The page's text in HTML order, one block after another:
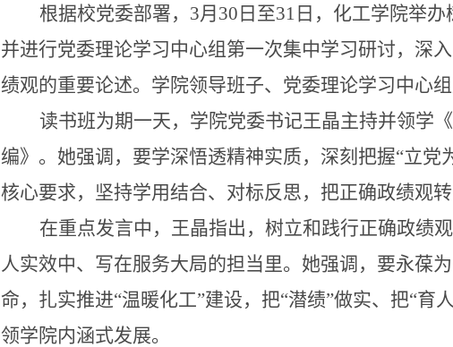
根据校党委部署， 3月30日至31日，化工学院举
并进行党委理论学习中心组第一次集中学习研讨，深
绩观的重要论述。学院领导班子、党委理论学习中心组
读书班为期一天，学院党委书记王晶主持并领学
编》。她强调，要学深悟透精神实质，深刻把握“立党
核心要求，坚持学用结合、对标反思，把正确政绩观
在重点发言中，王晶指出，树立和践行正确政绩
人实效中、写在服务大局的担当里。她强调，要永葆
命，扎实推进“温暖化工”建设，把“潜绩”做实、把“育
领学院内涵式发展。